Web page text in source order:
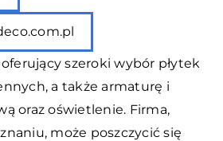
szeroki wybór płytek
a także armaturę i
oraz oświetlenie. Firma,
może poszczycić się